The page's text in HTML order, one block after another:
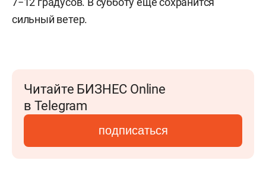
сильный ветер.
Читайте БИЗНЕС Online
в Telegram
подписаться